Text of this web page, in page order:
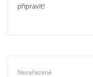
připravit!
Nezařazené